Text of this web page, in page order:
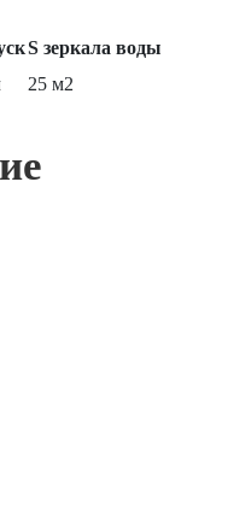
S зеркала воды
25 м2